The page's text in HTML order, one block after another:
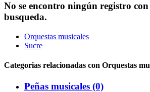
No se encontro ningún registro
busqueda.
Orquestas musicales
Sucre
Categorias relacionadas con Orquestas
Peñas musicales (0)